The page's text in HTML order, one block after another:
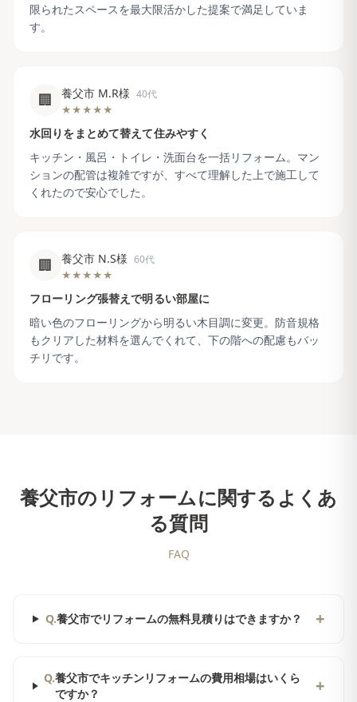
限られたスペースを最大限活かした提案で満足していま
す。
🏢 養父市 M.R様 40代
★★★★★
水回りをまとめて替えて住みやすく
キッチン・風呂・トイレ・洗面台を一括リフォーム。マン
ションの配管は複雑ですが、すべて理解した上で施工して
くれたので安心でした。
🏢 養父市 N.S様 60代
★★★★★
フローリング張替えで明るい部屋に
暗い色のフローリングから明るい木目調に変更。防音規格
もクリアした材料を選んでくれて、下の階への配慮もバッ
チリです。
養父市のリフォームに関するよくあ
る質問
FAQ
Q.養父市でリフォームの無料見積りはできますか？ +
Q.養父市でキッチンリフォームの費用相場はいくら
ですか？
+